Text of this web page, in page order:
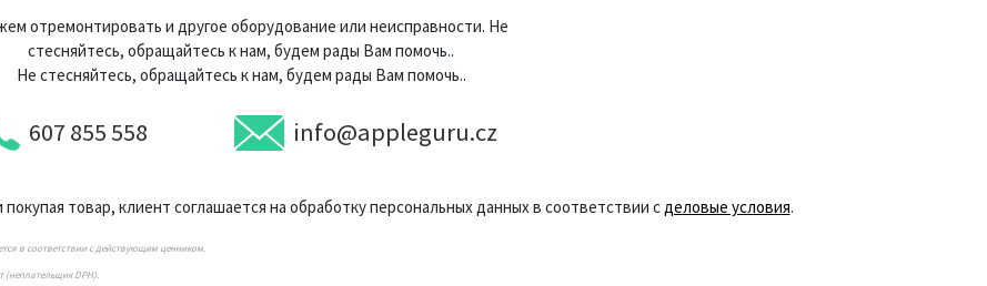
отремонтировать и другое оборудование или неисправности. Не
стесняйтесь, обращайтесь к нам, будем рады Вам помочь..
Не стесняйтесь, обращайтесь к нам, будем рады Вам помочь..
607 855 558 info@appleguru.cz
товар, клиент соглашается на обработку персональных данных в соответствии сделовые условия.
в соответствии с действующим ценником.
(неплательщик DPH).